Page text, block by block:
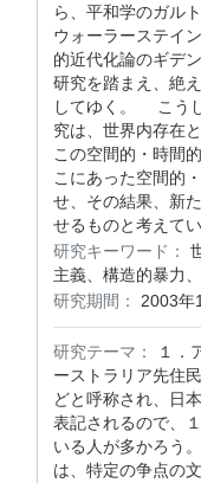
ら、平和学のガル
ウォーラーステイ
的近代化論のギデ
研究を踏まえ、絶
してゆく。 こう
究は、世界内存在
この空間的・時間
こにあった空間的
せ、その結果、新
せるものと考えてい
研究キーワード：
主義、構造的暴力
研究期間：
2003年
研究テーマ：
１．
ーストラリア先住
どと呼称され、日
表記されるので、
いる人が多かろう
は、特定の争点の